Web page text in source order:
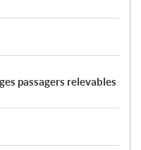
passagers relevables